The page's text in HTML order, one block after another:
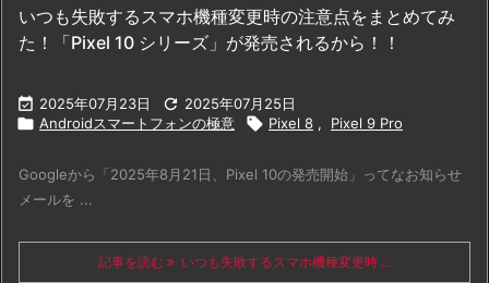
いつも失敗するスマホ機種変更時の注意点をまとめてみ
た！「Pixel 10 シリーズ」が発売されるから！！
 2025年07月23日  2025年07月25日
 Androidスマートフォンの極意  Pixel 8 , Pixel 9 Pro
Googleから「2025年8月21日、Pixel 10の発売開始」ってなお知らせ
メールを ...
記事を読む いつも失敗するスマホ機種変更時 ...